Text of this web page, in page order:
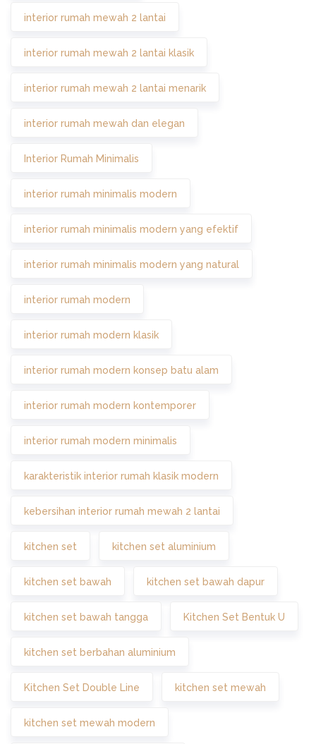
interior rumah mewah 2 lantai
interior rumah mewah 2 lantai klasik
interior rumah mewah 2 lantai menarik
interior rumah mewah dan elegan
Interior Rumah Minimalis
interior rumah minimalis modern
interior rumah minimalis modern yang efektif
interior rumah minimalis modern yang natural
interior rumah modern
interior rumah modern klasik
interior rumah modern konsep batu alam
interior rumah modern kontemporer
interior rumah modern minimalis
karakteristik interior rumah klasik modern
kebersihan interior rumah mewah 2 lantai
kitchen set kitchen set aluminium
kitchen set bawah kitchen set bawah dapur
kitchen set bawah tangga Kitchen Set Bentuk U
kitchen set berbahan aluminium
Kitchen Set Double Line kitchen set mewah
kitchen set mewah modern